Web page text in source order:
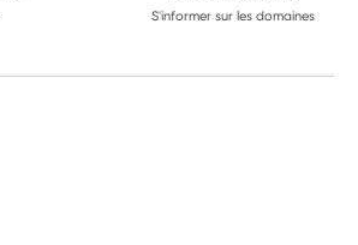
S'informer sur les domaines